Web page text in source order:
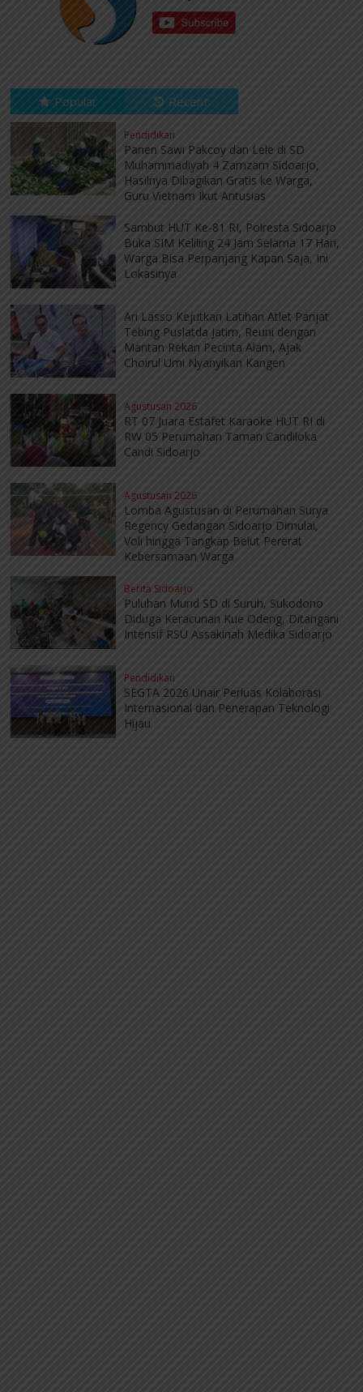
Popular Recent
Pendidikan
Panen Sawi Pakcoy dan Lele di SD
Muhammadiyah 4 Zamzam Sidoarjo,
Hasilnya Dibagikan Gratis ke Warga,
Guru Vietnam Ikut Antusias
Sambut HUT Ke-81 RI, Polresta Sidoarjo
Buka SIM Keliling 24 Jam Selama 17 Hari,
Warga Bisa Perpanjang Kapan Saja, Ini
Lokasinya
Ari Lasso Kejutkan Latihan Atlet Panjat
Tebing Puslatda Jatim, Reuni dengan
Mantan Rekan Pecinta Alam, Ajak
Choirul Umi Nyanyikan Kangen
Agustusan 2026
RT 07 Juara Estafet Karaoke HUT RI di
RW 05 Perumahan Taman Candiloka
Candi Sidoarjo
Agustusan 2026
Lomba Agustusan di Perumahan Surya
Regency Gedangan Sidoarjo Dimulai,
Voli hingga Tangkap Belut Pererat
Kebersamaan Warga
Berita Sidoarjo
Puluhan Murid SD di Suruh, Sukodono
Diduga Keracunan Kue Odeng, Ditangani
Intensif RSU Assakinah Medika Sidoarjo
Pendidikan
SEGTA 2026 Unair Perluas Kolaborasi
Internasional dan Penerapan Teknologi
Hijau